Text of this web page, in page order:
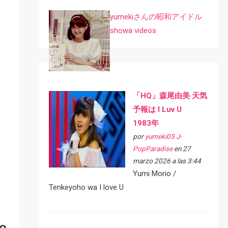
yumekiさんの昭和アイドル
showa videos
「HQ」森尾由美 天気
予報は I Luv U
1983年
por yumeki05 J-
PopParadiseen 27
marzo 2026 a las 3:44
Yumi Morio /
Tenkeyoho wa I love U